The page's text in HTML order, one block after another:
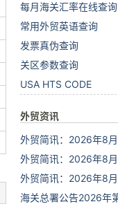
每月海关汇率在线查询
常用外贸英语查询
发票真伪查询
关区参数查询
USA HTS CODE
外贸资讯